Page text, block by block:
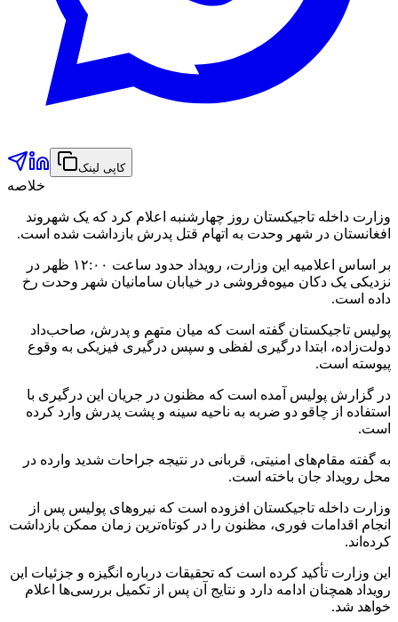
کاپی لینک
خلاصه
وزارت داخله تاجیکستان روز چهارشنبه اعلام کرد که یک شهروند
افغانستان در شهر وحدت به اتهام قتل پدرش بازداشت شده است.
بر اساس اعلامیه این وزارت، رویداد حدود ساعت ۱۲:۰۰ ظهر در
نزدیکی یک دکان میوه‌فروشی در خیابان سامانیان شهر وحدت رخ
داده است.
پولیس تاجیکستان گفته است که میان متهم و پدرش، صاحب‌داد
دولت‌زاده، ابتدا درگیری لفظی و سپس درگیری فیزیکی به وقوع
پیوسته است.
در گزارش پولیس آمده است که مظنون در جریان این درگیری با
استفاده از چاقو دو ضربه به ناحیه سینه و پشت پدرش وارد کرده
است.
به گفته مقام‌های امنیتی، قربانی در نتیجه جراحات شدید وارده در
محل رویداد جان باخته است.
وزارت داخله تاجیکستان افزوده است که نیروهای پولیس پس از
انجام اقدامات فوری، مظنون را در کوتاه‌ترین زمان ممکن بازداشت
کرده‌اند.
این وزارت تأکید کرده است که تحقیقات درباره انگیزه و جزئیات این
رویداد همچنان ادامه دارد و نتایج آن پس از تکمیل بررسی‌ها اعلام
خواهد شد.